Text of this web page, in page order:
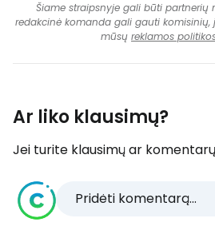
Šiame straipsnyje gali būti partnerių
redakcinė komanda gali gauti komisinių,
mūsų reklamos
Ar liko klausimų?
Jei turite klausimų ar
Pridėti komentarą...